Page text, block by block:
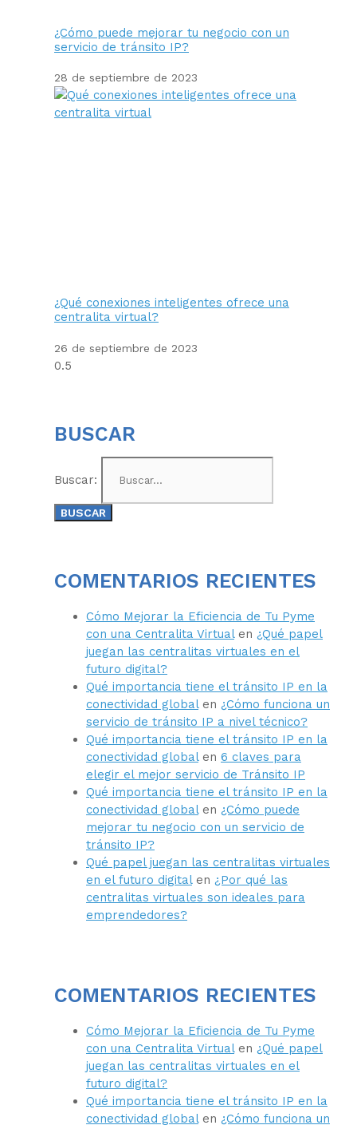
¿Cómo puede mejorar tu negocio con un
servicio de tránsito IP?
28 de septiembre de 2023
¿Qué conexiones inteligentes ofrece una
centralita virtual?
26 de septiembre de 2023
BUSCAR
Buscar:
COMENTARIOS RECIENTES
Cómo Mejorar la Eficiencia de Tu Pyme
con una Centralita Virtualen ¿Qué papel
juegan las centralitas virtuales en el
futuro digital?
Qué importancia tiene el tránsito IP en la
conectividad globalen ¿Cómo funciona un
servicio de tránsito IP a nivel técnico?
Qué importancia tiene el tránsito IP en la
conectividad globalen 6 claves para
elegir el mejor servicio de Tránsito IP
Qué importancia tiene el tránsito IP en la
conectividad globalen ¿Cómo puede
mejorar tu negocio con un servicio de
tránsito IP?
Qué papel juegan las centralitas virtuales
en el futuro digitalen ¿Por qué las
centralitas virtuales son ideales para
emprendedores?
COMENTARIOS RECIENTES
Cómo Mejorar la Eficiencia de Tu Pyme
con una Centralita Virtualen ¿Qué papel
juegan las centralitas virtuales en el
futuro digital?
Qué importancia tiene el tránsito IP en la
conectividad globalen ¿Cómo funciona un